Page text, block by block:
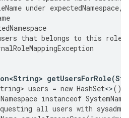
under expectedNamespace,
that belongs to this role
getUsersForRole(
users = new HashSet<>();
instanceof
all users with sysadmin